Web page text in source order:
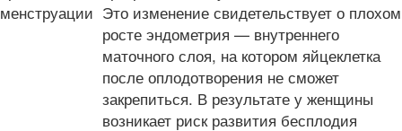
менструации Это изменение свидетельствует о плохом
росте эндометрия — внутреннего
маточного слоя, на котором яйцеклетка
после оплодотворения не сможет
закрепиться. В результате у женщины
возникает риск развития бесплодия